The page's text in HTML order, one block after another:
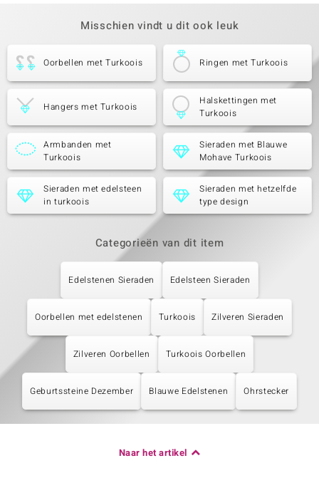
Misschien vindt u dit ook leuk
Oorbellen met Turkoois Ringen met Turkoois
Hangers met Turkoois
Halskettingen met
Turkoois
Armbanden met
Turkoois
Sieraden met Blauwe
Mohave Turkoois
Sieraden met edelsteen
in turkoois
Sieraden met hetzelfde
type design
Categorieën van dit item
Edelstenen Sieraden Edelsteen Sieraden
Oorbellen met edelstenen Turkoois Zilveren Sieraden
Zilveren Oorbellen Turkoois Oorbellen
Geburtssteine Dezember Blauwe Edelstenen Ohrstecker
Naar het artikel